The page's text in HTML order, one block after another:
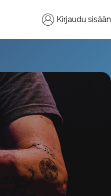
Kirjaudu sisään